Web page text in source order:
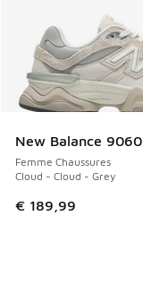
New Balance 9060
Femme Chaussures
Cloud - Cloud - Grey
€ 189,99